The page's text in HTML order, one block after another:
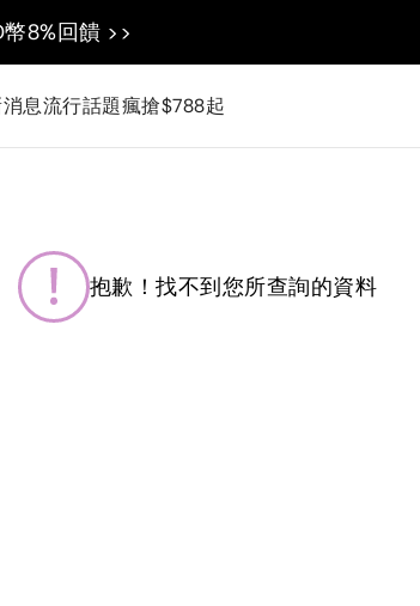
8%回饋 >>
息流行話題瘋搶$788起
抱歉！找不到您所查詢的資料